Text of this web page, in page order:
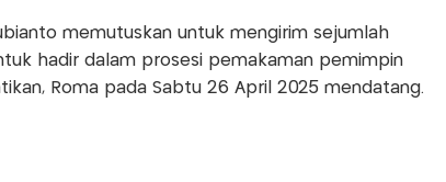
memutuskan untuk mengirim sejumlah
hadir dalam prosesi pemakaman pemimpin
Roma pada Sabtu 26 April 2025 mendatang.